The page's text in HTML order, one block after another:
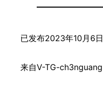
已发布2023年10月6日
来自V-TG-ch3nguang